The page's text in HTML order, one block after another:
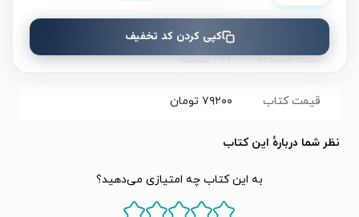
شابک ۹۷۸۶۲۲۲۳۰۵۴۶۸
تعداد صفحه‌ها ۲۹۷ صفحه
قیمت کتاب ۷۹۲۰۰ تومان
نظر شما دربارهٔ این کتاب
به این کتاب چه امتیازی می‌دهید؟
کپی کردن کد تخفیف